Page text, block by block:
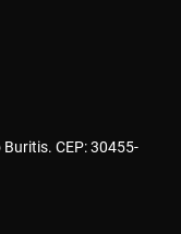
CEP: 30455-